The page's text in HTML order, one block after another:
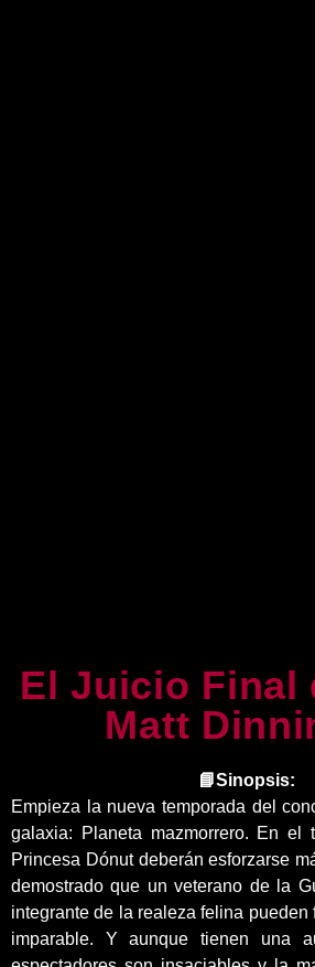
El Juicio Final
Matt
📘Sinopsis:
Empieza la nueva temporada del
galaxia: Planeta mazmorrero. En el
Princesa Dónut deberán esforzarse
demostrado que un veterano de la
integrante de la realeza felina pueden
imparable. Y aunque tienen una